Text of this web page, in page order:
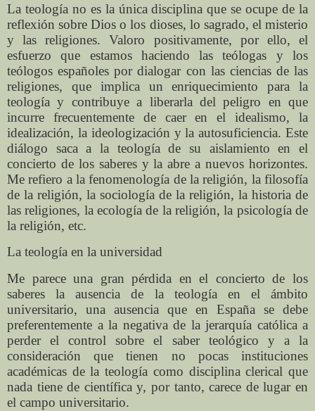
La teología no es la única disciplina que se ocupe de la
reflexión sobre Dios o los dioses, lo sagrado, el misterio
y las religiones. Valoro positivamente, por ello, el
esfuerzo que estamos haciendo las teólogas y los
teólogos españoles por dialogar con las ciencias de las
religiones, que implica un enriquecimiento para la
teología y contribuye a liberarla del peligro en que
incurre frecuentemente de caer en el idealismo, la
idealización, la ideologización y la autosuficiencia. Este
diálogo saca a la teología de su aislamiento en el
concierto de los saberes y la abre a nuevos horizontes.
Me refiero a la fenomenología de la religión, la filosofía
de la religión, la sociología de la religión, la historia de
las religiones, la ecología de la religión, la psicología de
la religión, etc.
La teología en la universidad
Me parece una gran pérdida en el concierto de los
saberes la ausencia de la teología en el ámbito
universitario, una ausencia que en España se debe
preferentemente a la negativa de la jerarquía católica a
perder el control sobre el saber teológico y a la
consideración que tienen no pocas instituciones
académicas de la teología como disciplina clerical que
nada tiene de científica y, por tanto, carece de lugar en
el campo universitario.